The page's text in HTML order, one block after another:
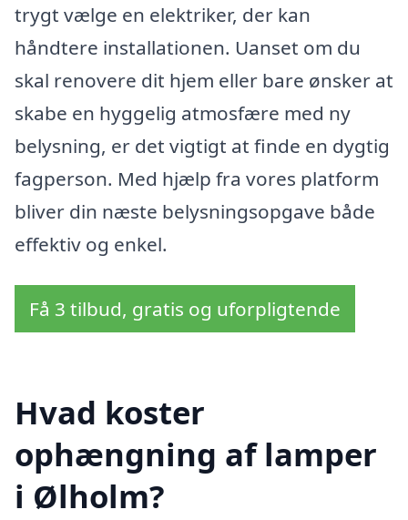
trygt vælge en elektriker, der kan
håndtere installationen. Uanset om du
skal renovere dit hjem eller bare ønsker at
skabe en hyggelig atmosfære med ny
belysning, er det vigtigt at finde en dygtig
fagperson. Med hjælp fra vores platform
bliver din næste belysningsopgave både
effektiv og enkel.
Få 3 tilbud, gratis og uforpligtende
Hvad koster
ophængning af lamper
i Ølholm?